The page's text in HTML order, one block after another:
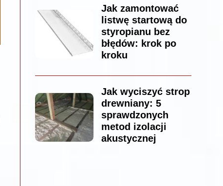
Jak zamontować
listwę startową do
styropianu bez
błędów: krok po
kroku
Jak wyciszyć strop
drewniany: 5
sprawdzonych
metod izolacji
akustycznej